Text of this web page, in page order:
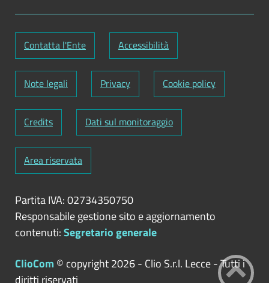
Contatta l'Ente Accessibilità
Note legali Privacy Cookie policy
Credits Dati sul monitoraggio
Area riservata
Partita IVA: 02734350750
Responsabile gestione sito e aggiornamento
contenuti:Segretario generale
ClioCom © copyright 2026 - Clio S.r.l. Lecce - Tutti i
diritti riservati